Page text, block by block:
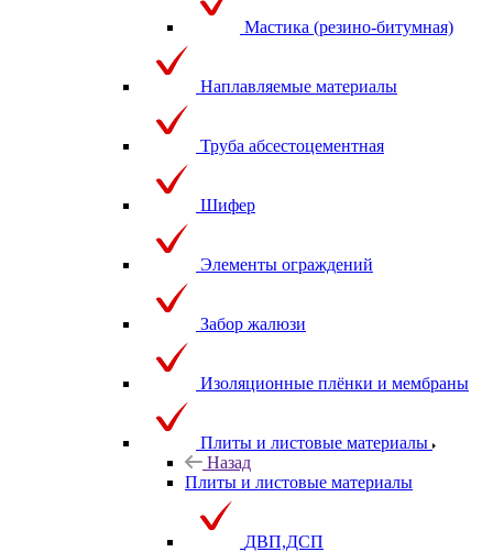
Мастика (резино-битумная)
Наплавляемые материалы
Труба абсестоцементная
Шифер
Элементы ограждений
Забор жалюзи
Изоляционные плёнки и мембраны
Плиты и листовые материалы
Назад
Плиты и листовые материалы
ДВП,ДСП